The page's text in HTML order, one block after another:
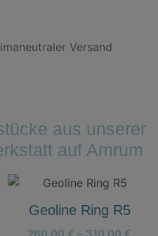
Versand
aus unserer
auf Amrum
Geoline Ring R5